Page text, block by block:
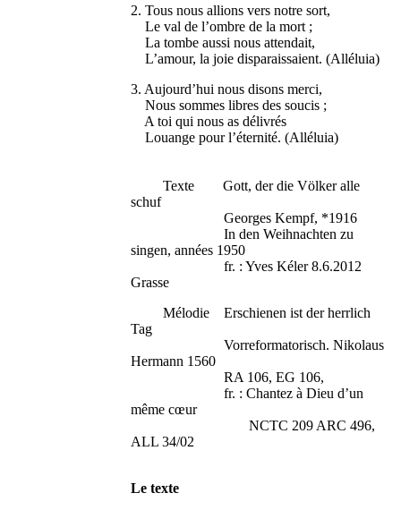
2. Tous nous allions vers notre sort,
Le val de l’ombre de la mort ;
La tombe aussi nous attendait,
L’amour, la joie disparaissaient. (Alléluia)
3. Aujourd’hui nous disons merci,
Nous sommes libres des soucis ;
A toi qui nous as délivrés
Louange pour l’éternité. (Alléluia)
Texte Gott, der die Völker alle
schuf
Georges Kempf, *1916
In den Weihnachten zu
singen, années 1950
fr. : Yves Kéler 8.6.2012
Grasse
Mélodie Erschienen ist der herrlich
Tag
Vorreformatorisch. Nikolaus
Hermann 1560
RA 106, EG 106,
fr. : Chantez à Dieu d’un
même cœur
NCTC 209 ARC 496,
ALL 34/02
Le texte